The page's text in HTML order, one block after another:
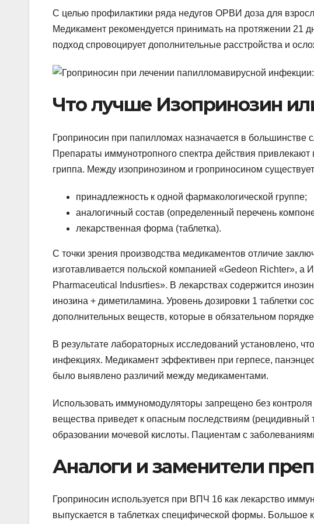
С целью профилактики ряда недугов ОРВИ доза для
Медикамент рекомендуется принимать на протяжении 21
подход спровоцирует дополнительные расстройства и
Что лучше Изопринозин
Гроприносин при папилломах назначается в большинстве
Препараты иммунотропного спектра действия
гриппа. Между изопринозином и гроприносином
принадлежность к одной фармакологической группе;
аналогичный состав (определенный перечень
лекарственная форма (таблетка).
С точки зрения производства медикаментов отличие
изготавливается польской компанией «Gedeon Richter», а
Pharmaceutical Indusrties». В лекарствах содержится
инозина + диметиламина. Уровень дозировки 1 таблетки
дополнительных веществ, которые в обязательном
В результате лабораторных исследований установлено,
инфекциях. Медикамент эффективен при герпесе,
было выявлено различий между медикаментами.
Использовать иммуномодуляторы запрещено без
вещества приведет к опасным последствиям (рецидивный
образовании мочевой кислоты. Пациентам с
Аналоги и заменители
Гроприносин используется при ВПЧ 16 как лекарство
выпускается в таблетках специфической формы. Большое